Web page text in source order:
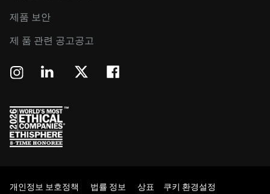
제품 보안
제 품 관련 공고공고
개인정보 보호정책 법률 정보 상표 쿠키 환경설정